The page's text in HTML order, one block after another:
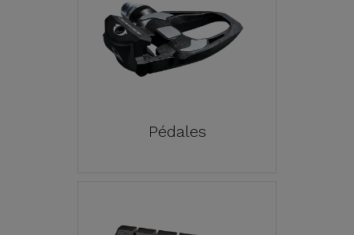
Pédales